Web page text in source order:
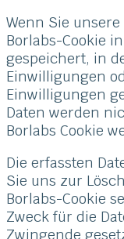
Wenn Sie
Borlabs-Cookie
gespeichert, in
Einwilligungen
Einwilligungen
Daten werden
Borlabs Cookie
Die erfassten
Sie uns zur
Borlabs-Cookie
Zweck für die
Zwingende